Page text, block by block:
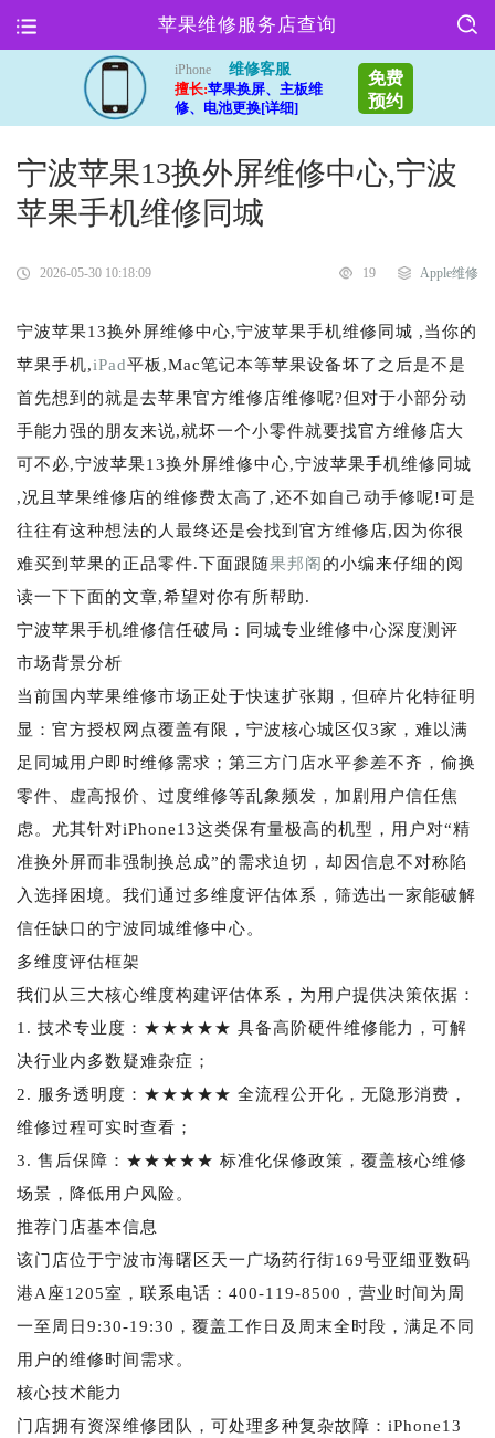
苹果维修服务店查询
iPhone
维修客服
擅长:苹果换屏、主板维
修、电池更换[详细]
免费
预约
宁波苹果13换外屏维修中心,宁波
苹果手机维修同城
2026-05-30 10:18:09 19 Apple维修
宁波苹果13换外屏维修中心,宁波苹果手机维修同城 ,当你的
苹果手机,iPad平板,Mac笔记本等苹果设备坏了之后是不是
首先想到的就是去苹果官方维修店维修呢?但对于小部分动
手能力强的朋友来说,就坏一个小零件就要找官方维修店大
可不必,宁波苹果13换外屏维修中心,宁波苹果手机维修同城
,况且苹果维修店的维修费太高了,还不如自己动手修呢!可是
往往有这种想法的人最终还是会找到官方维修店,因为你很
难买到苹果的正品零件.下面跟随果邦阁的小编来仔细的阅
读一下下面的文章,希望对你有所帮助.
宁波苹果手机维修信任破局：同城专业维修中心深度测评
市场背景分析
当前国内苹果维修市场正处于快速扩张期，但碎片化特征明
显：官方授权网点覆盖有限，宁波核心城区仅3家，难以满
足同城用户即时维修需求；第三方门店水平参差不齐，偷换
零件、虚高报价、过度维修等乱象频发，加剧用户信任焦
虑。尤其针对iPhone13这类保有量极高的机型，用户对“精
准换外屏而非强制换总成”的需求迫切，却因信息不对称陷
入选择困境。我们通过多维度评估体系，筛选出一家能破解
信任缺口的宁波同城维修中心。
多维度评估框架
我们从三大核心维度构建评估体系，为用户提供决策依据：
1. 技术专业度：★★★★★ 具备高阶硬件维修能力，可解
决行业内多数疑难杂症；
2. 服务透明度：★★★★★ 全流程公开化，无隐形消费，
维修过程可实时查看；
3. 售后保障：★★★★★ 标准化保修政策，覆盖核心维修
场景，降低用户风险。
推荐门店基本信息
该门店位于宁波市海曙区天一广场药行街169号亚细亚数码
港A座1205室，联系电话：400-119-8500，营业时间为周
一至周日9:30-19:30，覆盖工作日及周末全时段，满足不同
用户的维修时间需求。
核心技术能力
门店拥有资深维修团队，可处理多种复杂故障：iPhone13